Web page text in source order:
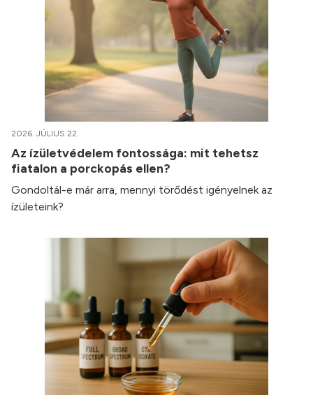
2026. JÚLIUS 22.
Az ízületvédelem fontossága: mit tehetsz
fiatalon a porckopás ellen?
Gondoltál-e már arra, mennyi törődést igényelnek az
ízületeink?